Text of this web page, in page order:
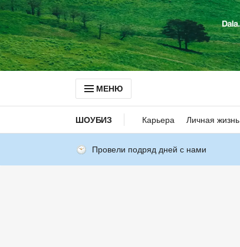
МЕНЮ
ШОУБИЗ Карьера Личная жизнь
Провели подряд дней с нами